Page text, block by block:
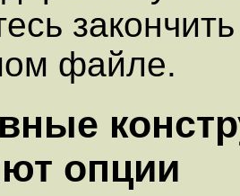
файле.
опции